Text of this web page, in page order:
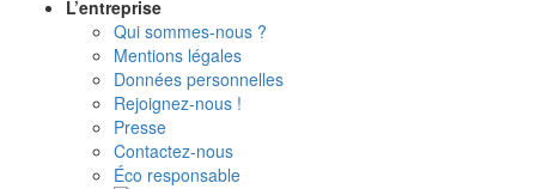
L’entreprise
Qui sommes-nous ?
Mentions légales
Données personnelles
Rejoignez-nous !
Presse
Contactez-nous
Éco responsable